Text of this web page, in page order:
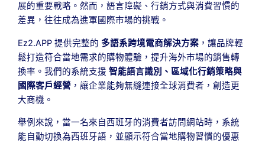
展的重要戰略。然而，語言障礙、行銷方式與消費習慣的
差異，往往成為進軍國際市場的挑戰。
Ez2.APP 提供完整的 多語系跨境電商解決方案 ，讓品牌輕
鬆打造符合當地需求的購物體驗，提升海外市場的銷售轉
換率。我們的系統支援 智能語言識別、區域化行銷策略與
國際客戶經營 ，讓企業能夠無縫連接全球消費者，創造更
大商機。
舉例來說，當一名來自西班牙的消費者訪問網站時，系統
能自動切換為西班牙語，並顯示符合當地購物習慣的優惠